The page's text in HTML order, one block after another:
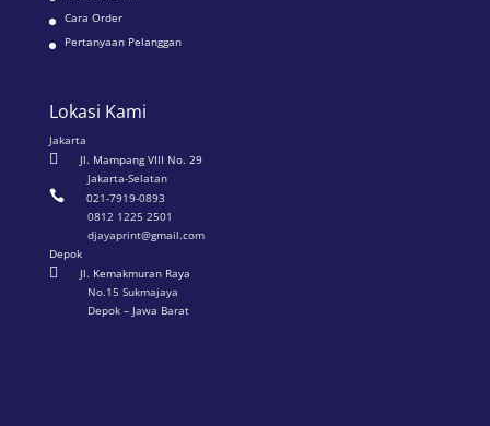
Cara Order
Pertanyaan Pelanggan
Lokasi Kami
Jakarta

Jl. Mampang VIII No. 29
Jakarta-Selatan

021-7919-0893
0812 1225 2501
djayaprint@gmail.com
Depok

Jl. Kemakmuran Raya
No.15 Sukmajaya
Depok – Jawa Barat